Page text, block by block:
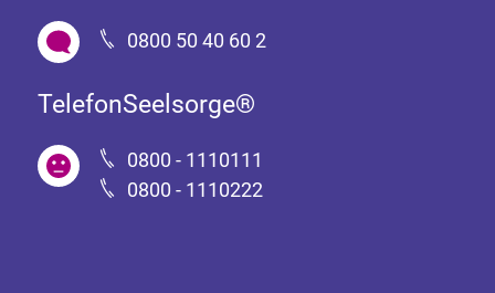
0800 50 40 60 2
TelefonSeelsorge®
0800 - 1110111
0800 - 1110222